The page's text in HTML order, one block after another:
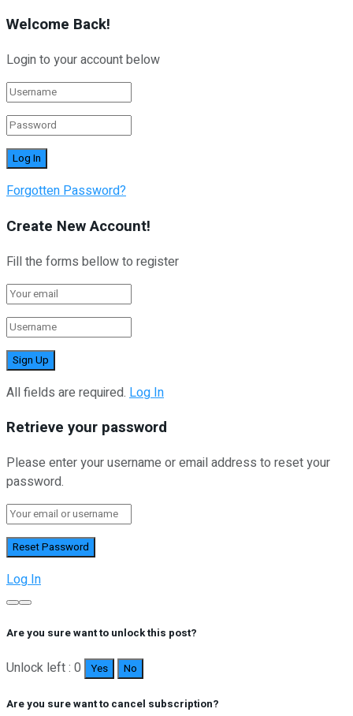
Welcome Back!
Login to your account below
Forgotten Password?
Create New Account!
Fill the forms bellow to register
All fields are required. Log In
Retrieve your password
Please enter your username or email address to reset your
password.
Log In
Are you sure want to unlock this post?
Unlock left : 0 Yes No
Are you sure want to cancel subscription?